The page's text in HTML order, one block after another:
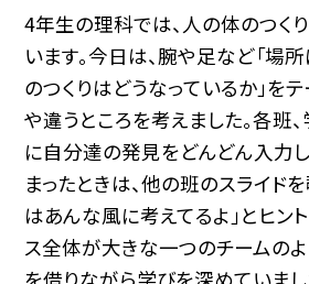
4年生の理科では、人の体のつく
います。今日は、腕や足など「場
のつくりはどうなっているか」を
や違うところを考えました。各班
に自分達の発見をどんどん入力
まったときは、他の班のスライドを
はあんな風に考えてるよ」とヒン
ス全体が大きな一つのチームの